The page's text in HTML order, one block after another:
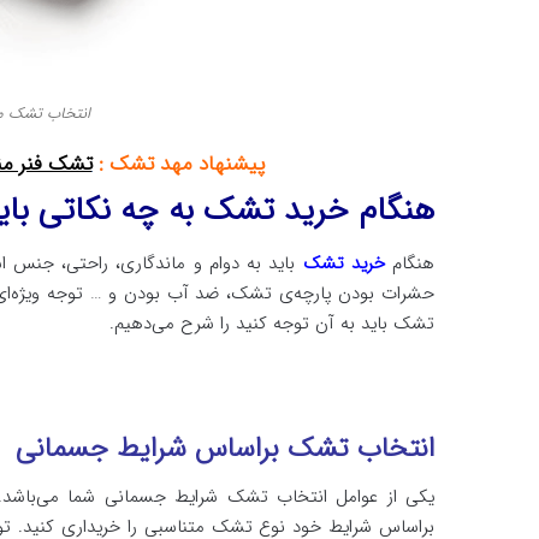
انتخاب تشک
پیشنهاد مهد تشک :تشک فنر
هنگام خرید تشک به چه نکاتی
هنگامخرید تشک باید به دوام و ماندگاری، راحتی،
حشرات بودن پارچه‌‌‌‌ی تشک، ضد آب بودن و … توجه ویژه‌ای
تشک باید به آن توجه کنید را شرح می‌دهیم.
انتخاب تشک براساس شرایط جسمانی
یکی از عوامل انتخاب تشک شرایط جسمانی شما
براساس شرایط خود نوع تشک متناسبی را خریداری کنید.